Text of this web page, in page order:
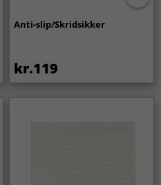
Anti-slip/Skridsikker
kr.119